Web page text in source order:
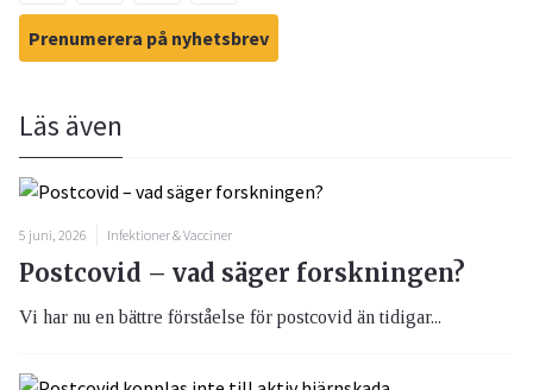
Prenumerera på nyhetsbrev
Läs även
5 juni, 2026 Infektioner & Vacciner
Postcovid – vad säger forskningen?
Vi har nu en bättre förståelse för postcovid än tidigar...